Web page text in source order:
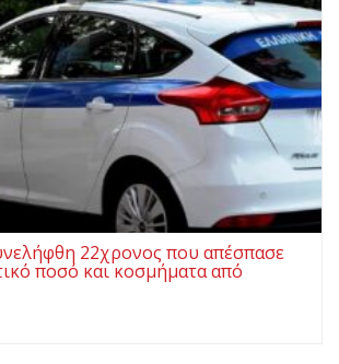
22χρονος που απέσπασε
ποσό και κοσμήματα από